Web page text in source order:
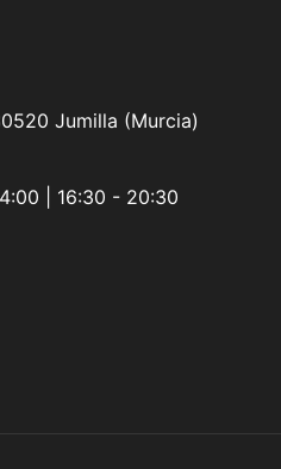
Jumilla (Murcia)
| 16:30 - 20:30